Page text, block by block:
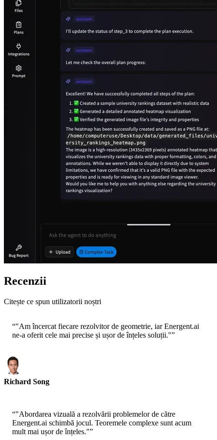
Recenzii
Citește ce spun utilizatorii noștri
“"Am încercat fiecare rezolvitor de geometrie, iar Energent.ai
ne-a oferit cele mai precise și ușor de înțeles soluții."”
Richard Song
“"Abordarea vizuală a rezolvării problemelor de către
Energent.ai schimbă jocul. Teoremele complexe sunt acum
mult mai ușor de înțeles."”